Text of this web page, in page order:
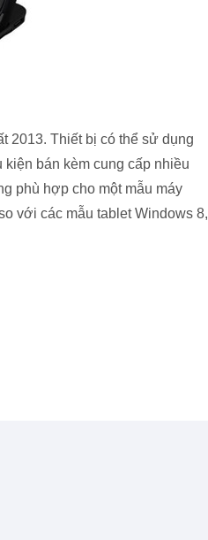
2013. Thiết bị có thể sử dụng
bán kèm cung cấp nhiều
phù hợp cho một mẫu máy
với các mẫu tablet Windows 8,